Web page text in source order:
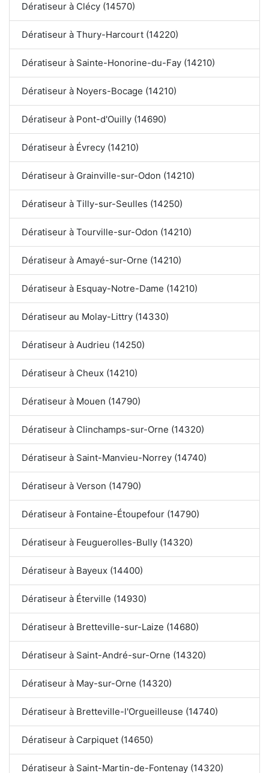
Dératiseur à Clécy (14570)
Dératiseur à Thury-Harcourt (14220)
Dératiseur à Sainte-Honorine-du-Fay (14210)
Dératiseur à Noyers-Bocage (14210)
Dératiseur à Pont-d'Ouilly (14690)
Dératiseur à Évrecy (14210)
Dératiseur à Grainville-sur-Odon (14210)
Dératiseur à Tilly-sur-Seulles (14250)
Dératiseur à Tourville-sur-Odon (14210)
Dératiseur à Amayé-sur-Orne (14210)
Dératiseur à Esquay-Notre-Dame (14210)
Dératiseur au Molay-Littry (14330)
Dératiseur à Audrieu (14250)
Dératiseur à Cheux (14210)
Dératiseur à Mouen (14790)
Dératiseur à Clinchamps-sur-Orne (14320)
Dératiseur à Saint-Manvieu-Norrey (14740)
Dératiseur à Verson (14790)
Dératiseur à Fontaine-Étoupefour (14790)
Dératiseur à Feuguerolles-Bully (14320)
Dératiseur à Bayeux (14400)
Dératiseur à Éterville (14930)
Dératiseur à Bretteville-sur-Laize (14680)
Dératiseur à Saint-André-sur-Orne (14320)
Dératiseur à May-sur-Orne (14320)
Dératiseur à Bretteville-l'Orgueilleuse (14740)
Dératiseur à Carpiquet (14650)
Dératiseur à Saint-Martin-de-Fontenay (14320)